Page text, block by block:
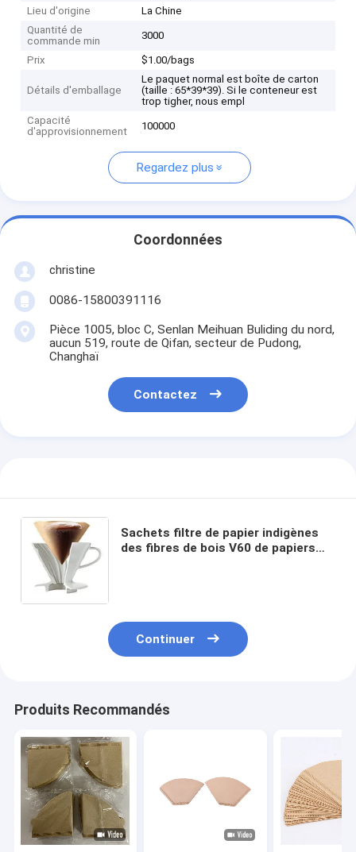
Lieu d'origine
La Chine
Quantité de
commande min
3000
Prix $1.00/bags
Détails d'emballage
Le paquet normal est boîte de carton
(taille : 65*39*39). Si le conteneur est
trop tigher, nous empl
Capacité
d'approvisionnement
100000
Regardez plus
Coordonnées
christine
0086-15800391116
Pièce 1005, bloc C, Senlan Meihuan Buliding du nord,
aucun 519, route de Qifan, secteur de Pudong,
Changhaï
Contactez
Sachets filtre de papier indigènes
des fibres de bois V60 de papiers
Continuer
Produits Recommandés